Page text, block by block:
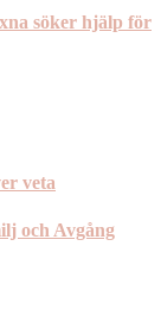
söker hjälp för
veta
och Avgång